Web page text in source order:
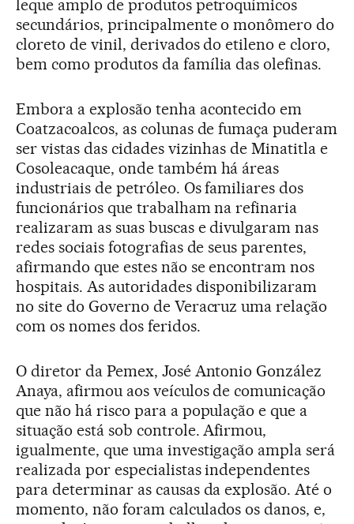
leque amplo de produtos petroquímicos
secundários, principalmente o monômero do
cloreto de vinil, derivados do etileno e cloro,
bem como produtos da família das olefinas.
Embora a explosão tenha acontecido em
Coatzacoalcos, as colunas de fumaça puderam
ser vistas das cidades vizinhas de Minatitla e
Cosoleacaque, onde também há áreas
industriais de petróleo. Os familiares dos
funcionários que trabalham na refinaria
realizaram as suas buscas e divulgaram nas
redes sociais fotografias de seus parentes,
afirmando que estes não se encontram nos
hospitais. As autoridades disponibilizaram
no site do Governo de Veracruz uma relação
com os nomes dos feridos.
O diretor da Pemex, José Antonio González
Anaya, afirmou aos veículos de comunicação
que não há risco para a população e que a
situação está sob controle. Afirmou,
igualmente, que uma investigação ampla será
realizada por especialistas independentes
para determinar as causas da explosão. Até o
momento, não foram calculados os danos, e,